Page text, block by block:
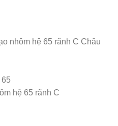
nhôm hệ 65 rãnh C Châu
65
hệ 65 rãnh C